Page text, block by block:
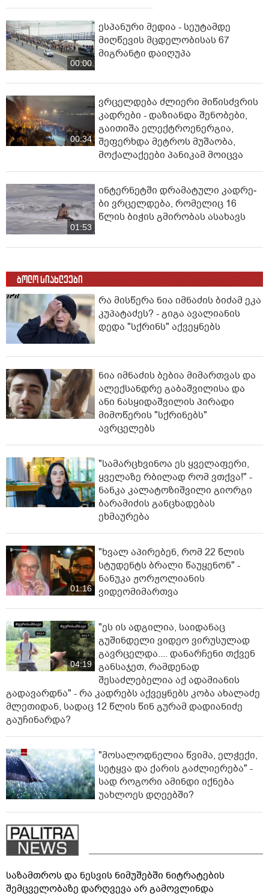
00:00
ესპანური მედია - სეუტამდე
მიღწევის მცდელობისას 67
მიგრანტი დაიღუპა
00:34
ვრცელდება ძლიერი მიწისძვრის
კადრები - დაზიანდა შენობები,
გაითიშა ელექტროენერგია,
შეფერხდა მეტროს მუშაობა,
მოქალაქეები პანიკამ მოიცვა
01:53
ინ­ტერ­ნეტ­ში დრა­მა­ტუ­ლი კად­რე­
ბი ვრცელდება, რომელიც 16
წლის ბიჭის გმირობას ასახავს
ბოლო სიახლეები
რა მისწერა ნია იმნაძის ბიძამ ეკა
კუპატაძეს? - გიგა ავალიანის
დედა "სქრინს" აქვეყნებს
ნია იმნაძის ბებია მიმართვას და
ალექსანდრე გაბაშვილისა და
ანი ნასყიდაშვილის პირადი
მიმოწერის "სქრინებს"
ავრცელებს
"სა­მარ­ცხვი­ნოა ეს ყვე­ლა­ფე­რი,
ყვე­ლა­ზე რბი­ლად რომ ვთქვა!" -
ნანკა კალატოზიშვილი გიორგი
ბარამიძის განცხადებას
ეხმაურება
01:16
"ხვალ აპირებენ, რომ 22 წლის
სტუდენტს ბრალი წაუყენონ" -
ნანუკა ჟორჟოლიანის
ვიდეომიმართვა
04:19
"ეს ის ადგილია, საიდანაც
გუშინდელი ვიდეო ვირუსულად
გავრცელდა.... დანარჩენი თქვენ
განსაჯეთ, რამდენად
შესაძლებელია აქ ადამიანის
გადავარდნა" - რა კადრებს აქვეყნებს კობა ახალაძე
მლეთიდან, სადაც 12 წლის წინ გურამ დადიანიძე
გაუჩინარდა?
"მოსალოდნელია წვიმა, ელჭექი,
სეტყვა და ქარის გაძლიერება" -
სად როგორი ამინდი იქნება
უახლოეს დღეებში?
საზამთროს და ნესვის ნიმუშებში ნიტრატების
შემცველობაზე დარღვევა არ გამოვლინდა